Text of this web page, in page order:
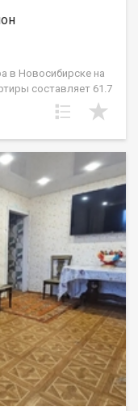
в Новосибирске на
составляет 61.7
кухни — 5.6 кв. м.
дома. Дом был
Окна выходят во
тихо и спокойно. До
минут на
ремонт,
комнаты
для семьи. В
можно выйти на
поэтому
В доме
доступ для
находятся школы и
Рядом также
все необходимое. .
к сделке. Не
оценить все
206173